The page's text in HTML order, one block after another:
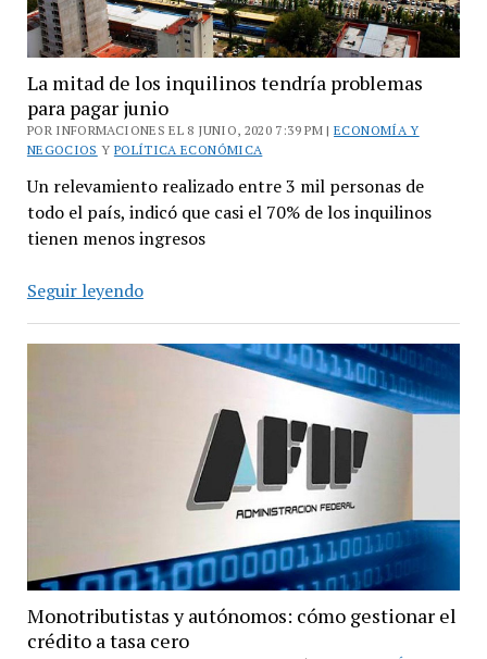
La mitad de los inquilinos tendría problemas
para pagar junio
POR INFORMACIONES EL 8 JUNIO, 2020 7:39 PM |ECONOMÍA Y
NEGOCIOS Y POLÍTICA ECONÓMICA
Un relevamiento realizado entre 3 mil personas de
todo el país, indicó que casi el 70% de los inquilinos
tienen menos ingresos
Seguir leyendoLa
de
problemas
pagar
Monotributistas y autónomos: cómo gestionar el
crédito a tasa cero